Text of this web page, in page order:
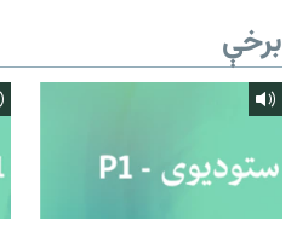
د ازادې اروپا/ ازادي راډيو ټولې پاڼې
برخې